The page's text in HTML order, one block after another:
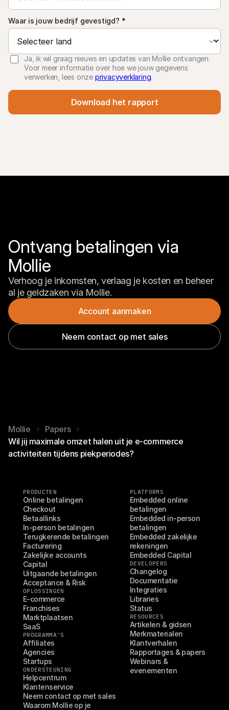
Waar is jouw bedrijf gevestigd? *
Ja, ik wil graag nieuws en updates van Mollie ontvangen.
Voor meer informatie over hoe we jouw gegevens
verwerken, lees onze privacyverklaring.
Download het rapport
Ontvang betalingen via
Mollie
Verhoog je inkomsten, verlaag je kosten en beheer
al je geldzaken via Mollie.
Account aanmaken
Neem contact op met sales
Mollie
Papers
Wil jij maximale omzet halen uit je e-commerce
activiteiten tijdens piekperiodes?
PRODUCTEN
Online betalingen
Checkout
Betaallinks
In-person betalingen
Terugkerende betalingen
Facturering
Zakelijke accounts
Capital
Uitgaande betalingen
Acceptance & Risk
OPLOSSINGEN
E-commerce
Franchises
Marktplaatsen
SaaS
PROGRAMMA'S
Affiliates
Agencies
Startups
ONDERSTEUNING
Helpcentrum
Klantenservice
Neem contact op met sales
Waarom Mollie op je
PLATFORMS
Embedded online
betalingen
Embedded in-person
betalingen
Embedded zakelijke
rekeningen
Embedded Capital
DEVELOPERS
Changelog
Documentatie
Integraties
Libraries
Status
RESOURCES
Artikelen & gidsen
Merkmaterialen
Klantverhalen
Rapportages & papers
Webinars &
evenementen